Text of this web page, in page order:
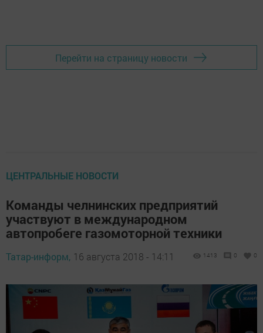
Перейти на страницу новости
ЦЕНТРАЛЬНЫЕ НОВОСТИ
Команды челнинских предприятий
участвуют в международном
автопробеге газомоторной техники
Татар-информ, 16 августа 2018 - 14:11 1413 0 0